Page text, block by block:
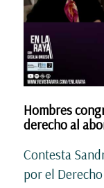
Hombres
derecho al
Contesta
por el